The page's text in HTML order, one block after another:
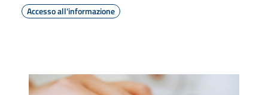
Accesso all'informazione